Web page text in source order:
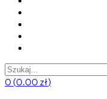
0 (0.00 zł)